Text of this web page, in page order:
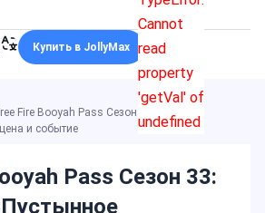
Cannot
read
property
'getVal' of
undefined
Купить в JollyMax
Fire Booyah Pass Сезон 33: Награды
и событие
Pass Сезон 33: